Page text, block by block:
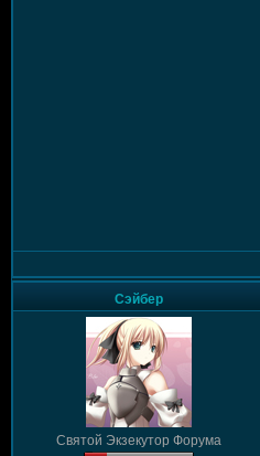
Сэйбер
Святой Экзекутор Форума